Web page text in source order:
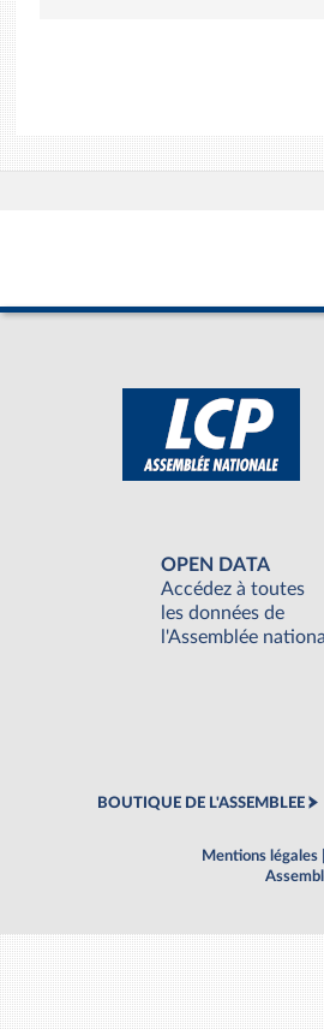
OPEN DATA
Accédez à toutes
les données de
l'Assemblée
BOUTIQUE DE L'ASSEMBLEE
Mentions légales